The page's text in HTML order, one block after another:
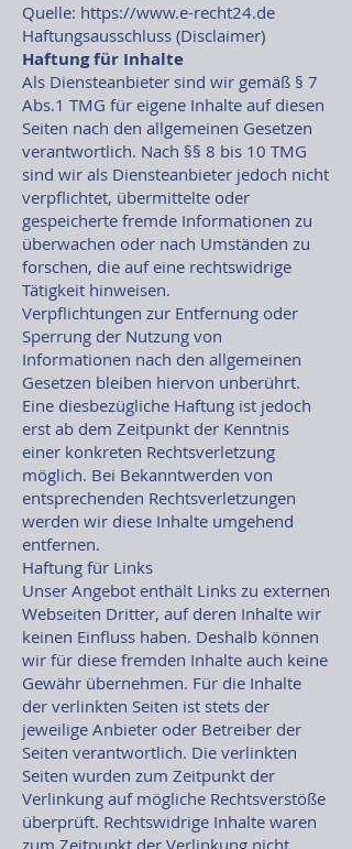
Quelle: https://www.e-recht24.de
Haftungsausschluss (Disclaimer)
Haftung für Inhalte
Als Diensteanbieter sind wir gemäß § 7
Abs.1 TMG für eigene Inhalte auf diesen
Seiten nach den allgemeinen Gesetzen
verantwortlich. Nach §§ 8 bis 10 TMG
sind wir als Diensteanbieter jedoch nicht
verpflichtet, übermittelte oder
gespeicherte fremde Informationen zu
überwachen oder nach Umständen zu
forschen, die auf eine rechtswidrige
Tätigkeit hinweisen.
Verpflichtungen zur Entfernung oder
Sperrung der Nutzung von
Informationen nach den allgemeinen
Gesetzen bleiben hiervon unberührt.
Eine diesbezügliche Haftung ist jedoch
erst ab dem Zeitpunkt der Kenntnis
einer konkreten Rechtsverletzung
möglich. Bei Bekanntwerden von
entsprechenden Rechtsverletzungen
werden wir diese Inhalte umgehend
entfernen.
Haftung für Links
Unser Angebot enthält Links zu externen
Webseiten Dritter, auf deren Inhalte wir
keinen Einfluss haben. Deshalb können
wir für diese fremden Inhalte auch keine
Gewähr übernehmen. Für die Inhalte
der verlinkten Seiten ist stets der
jeweilige Anbieter oder Betreiber der
Seiten verantwortlich. Die verlinkten
Seiten wurden zum Zeitpunkt der
Verlinkung auf mögliche Rechtsverstöße
überprüft. Rechtswidrige Inhalte waren
zum Zeitpunkt der Verlinkung nicht